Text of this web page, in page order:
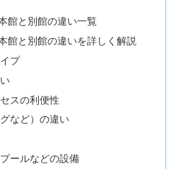
館と別館の違い一覧
館と別館の違いを詳しく解説
プ
スの利便性
など）の違い
ールなどの設備